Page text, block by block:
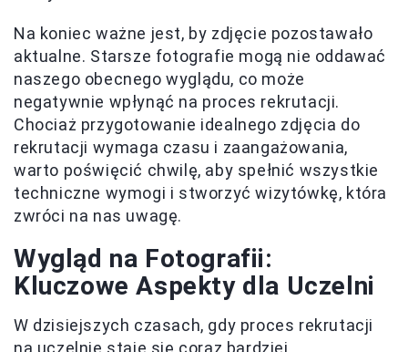
Na koniec ważne jest, by zdjęcie pozostawało
aktualne. Starsze fotografie mogą nie oddawać
naszego obecnego wyglądu, co może
negatywnie wpłynąć na proces rekrutacji.
Chociaż przygotowanie idealnego zdjęcia do
rekrutacji wymaga czasu i zaangażowania,
warto poświęcić chwilę, aby spełnić wszystkie
techniczne wymogi i stworzyć wizytówkę, która
zwróci na nas uwagę.
Wygląd na Fotografii:
Kluczowe Aspekty dla Uczelni
W dzisiejszych czasach, gdy proces rekrutacji
na uczelnie staje się coraz bardziej